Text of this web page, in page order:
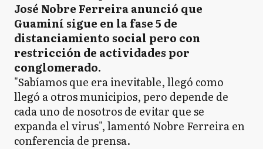
José Nobre Ferreira anunció que
Guaminí sigue en la fase 5 de
distanciamiento social pero con
restricción de actividades por
conglomerado.
"Sabíamos que era inevitable, llegó como
llegó a otros municipios, pero depende de
cada uno de nosotros de evitar que se
expanda el virus", lamentó Nobre Ferreira en
conferencia de prensa.